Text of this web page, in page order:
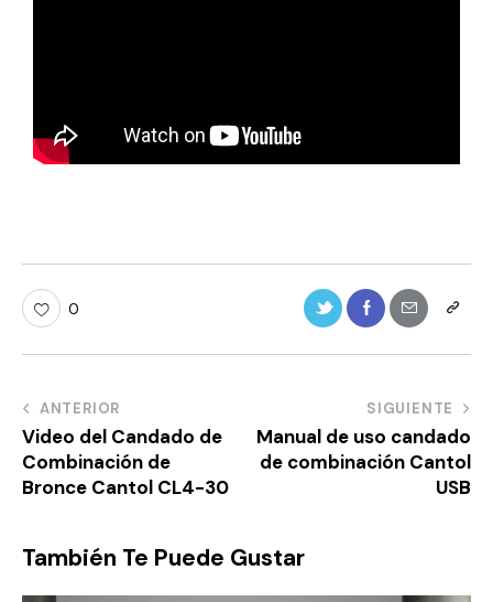
0
ANTERIOR
Video del Candado de
Combinación de
Bronce Cantol CL4-30
SIGUIENTE
Manual de uso candado
de combinación Cantol
USB
También Te Puede Gustar